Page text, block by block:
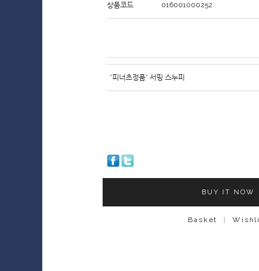
상품코드 016001000252
*피너츠정품* 서핑 스누피
BUY IT NOW
Basket |